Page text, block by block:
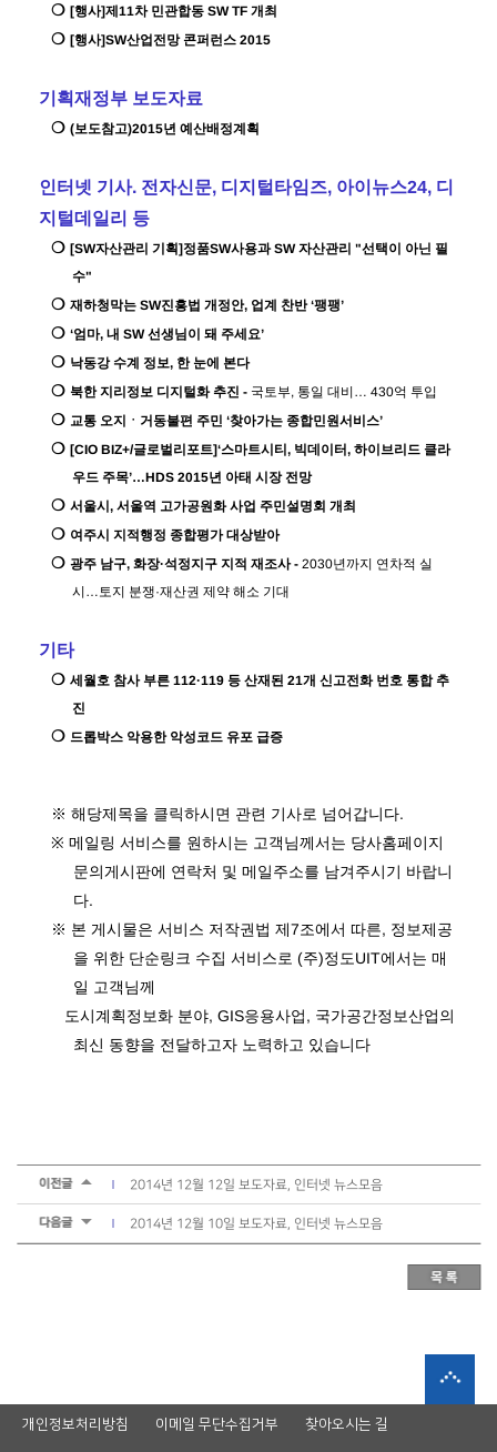
❍ [행사]제 11차 민관합동 SW TF 개최
❍ [행사]SW산업전망 콘퍼런스 2015
기획재정부 보도자료
❍ (보도참고)2015년 예산배정계획
인터넷 기사. 전자신문, 디지털타임즈, 아이뉴스24, 디
지털데일리 등
❍ [SW자산관리 기획]정품SW사용과SW자산관리 "선택이 아닌 필
수"
❍ 재하청막는 SW진흥법 개정안, 업계 찬반‘팽팽’
❍ ‘엄마, 내 SW선생님이 돼 주세요’
❍ 낙동강 수계 정보, 한 눈에 본다
❍ 북한 지리정보 디지털화 추진 - 국토부, 통일 대비 … 430억 투입
❍ 교통 오지 ㆍ 거동불편 주민 ‘찾아가는 종합민원서비스’
❍ [CIO BIZ+/글로벌리포트]‘스마트시티 , 빅데이터, 하이브리드 클라
우드 주목’…HDS 2015년 아태 시장 전망
❍ 서울시 , 서울역 고가공원화 사업 주민설명회 개최
❍ 여주시 지적행정 종합평가 대상받아
❍ 광주 남구, 화장·석정지구 지적 재조사- 2030년까지 연차적 실
시 …토지 분쟁·재산권 제약 해소 기대
기타
❍ 세월호 참사 부른 112·119 등 산재된 21개 신고전화 번호 통합 추
진
❍ 드롭박스 악용한 악성코드 유포 급증
※ 해당제목을 클릭하시면 관련 기사로 넘어갑니다.
※ 메일링 서비스를 원하시는 고객님께서는 당사홈페이지
문의게시판에 연락처 및 메일주소를 남겨주시기 바랍니
다.
※ 본 게시물은 서비스 저작권법 제7조에서 따른, 정보제공
을 위한 단순링크 수집 서비스로 (주)정도UIT에서는 매
일 고객님께
도시계획정보화 분야, GIS응용사업, 국가공간정보산업의
최신 동향을 전달하고자 노력하고 있습니다
2014년 12월 12일 보도자료, 인터넷 뉴스모음
2014년 12월 10일 보도자료, 인터넷 뉴스모음
개인정보처리방침 이메일 무단수집거부 찾아오시는 길